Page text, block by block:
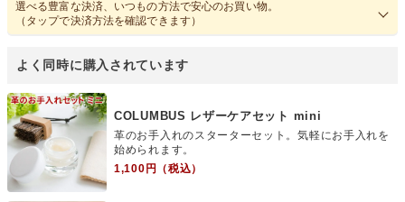
選べる豊富な決済、いつもの方法で安心のお買い物。
（タップで決済方法を確認できます）
COLUMBUS レザーケアセット mini
革のお手入れのスターターセット。気軽にお手入れを
始められます。
1,100円（税込）